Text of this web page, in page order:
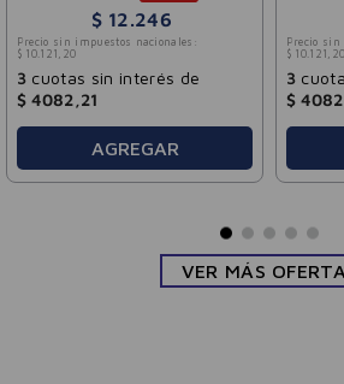
$ 12.246
Precio sin impuestos nacionales:
$ 10.121 , 20
3 cuotas sin interés de
$ 4082 21
AGREGAR
Precio
$ 10.121 , 20
3
$ 4082
VER MÁS